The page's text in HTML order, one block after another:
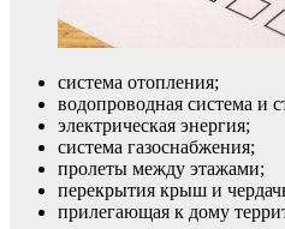
система отопления;
водопроводная система и
электрическая энергия;
система газоснабжения;
пролеты между этажами;
перекрытия крыш и
прилегающая к дому